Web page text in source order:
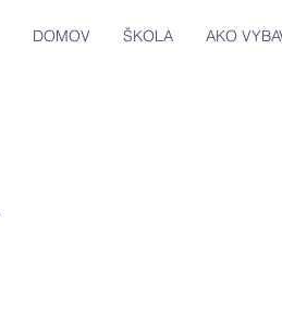
DOMOV ŠKOLA AKO